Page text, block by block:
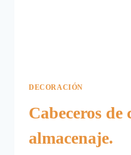
DECORACIÓN
Cabeceros de
almacenaje.